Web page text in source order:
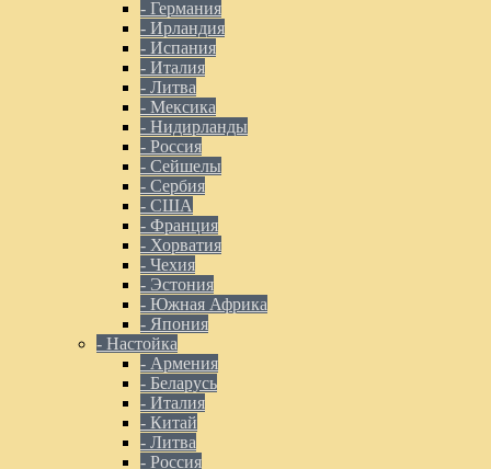
- Германия
- Ирландия
- Испания
- Италия
- Литва
- Мексика
- Нидирланды
- Россия
- Сейшелы
- Сербия
- США
- Франция
- Хорватия
- Чехия
- Эстония
- Южная Африка
- Япония
- Настойка
- Армения
- Беларусь
- Италия
- Китай
- Литва
- Россия